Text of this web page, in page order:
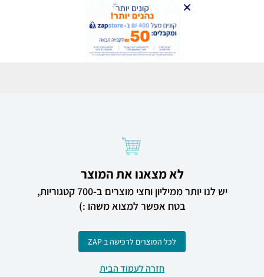
לא מצאנו את המוצר
יש לנו יותר ממיליון וחצי מוצרים ב-700 קטגוריות,
בטח אפשר למצוא משהו :)
לכל המוצרים לרכישה ב ZAP
חזרה לעמוד הבית